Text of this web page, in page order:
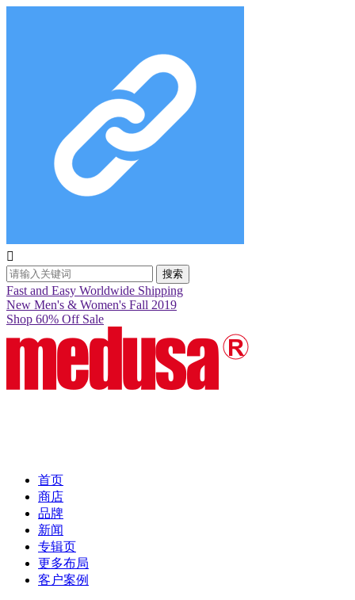

搜索
Fast and Easy Worldwide Shipping
New Men's & Women's Fall 2019
Shop 60% Off Sale
首页
商店
品牌
新闻
专辑页
更多布局
客户案例